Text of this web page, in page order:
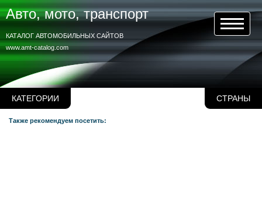
КАТЕГОРИИ СТРАНЫ
Авто, мото, транспорт
www.amt-catalog.com
КАТАЛОГ АВТОМОБИЛЬНЫХ САЙТОВ
Также рекомендуем посетить: